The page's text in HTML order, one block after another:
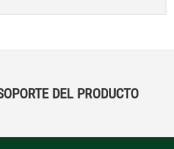
DEL PRODUCTO